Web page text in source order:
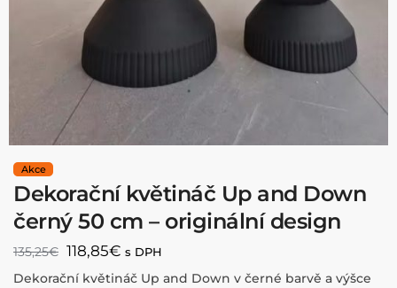
Dekorační květináč Up and Down
černý 50 cm – originální design
135,25€ 118,85€ s DPH
Dekorační květináč Up and Down v černé barvě a výšce